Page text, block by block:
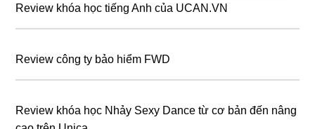
Review khóa học tiếng Anh của UCAN.VN
Review công ty bảo hiểm FWD
Review khóa học Nhảy Sexy Dance từ cơ bản đến nâng